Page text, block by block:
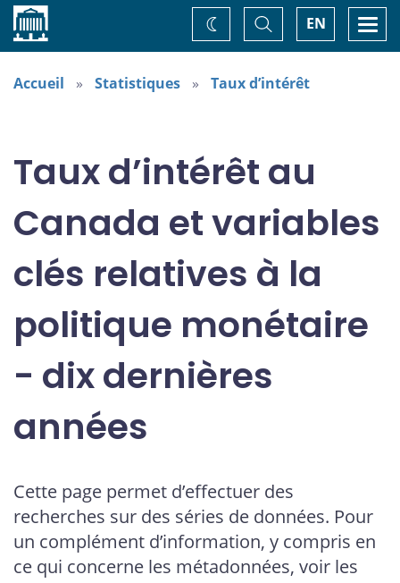
Accueil EN
Basculer
la
recherche
Changez
de
thème
Accueil Statistiques Taux d’intérêt
Taux d’intérêt au
Canada et variables
clés relatives à la
politique monétaire
- dix dernières
années
Cette page permet d’effectuer des
recherches sur des séries de données. Pour
un complément d’information, y compris en
ce qui concerne les métadonnées, voir les